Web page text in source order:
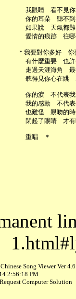
我眼睛　看不見
你的耳朵　聽不
如果說　天氣都
愛情的痕跡　往
＊我要對你多好　你
有什麼重要　也
走過天涯海角　最
聽得見你心在跳
你的淚　不代表
我的感動　不代
也難怪　親吻的
閉起了眼睛　才有
Song Viewer Ver
2:56:18 PM
Computer Solution